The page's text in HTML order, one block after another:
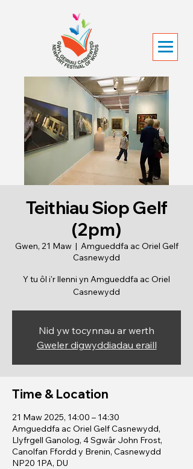
Teithiau Siop Gelf
(2pm)
Gwen, 21 Maw
  |
Amgueddfa ac Oriel Gelf
Casnewydd
Y tu ôl i'r llenni yn Amgueddfa ac Oriel
Casnewydd
Nid yw tocynnau ar werth
Gweler digwyddiadau eraill
Time & Location
21 Maw 2025, 14:00 – 14:30
Amgueddfa ac Oriel Gelf Casnewydd,
Llyfrgell Ganolog, 4 Sgwâr John Frost,
Canolfan Ffordd y Brenin, Casnewydd
NP20 1PA, DU